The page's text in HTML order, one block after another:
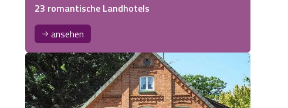
23 romantische Landhotels
ansehen